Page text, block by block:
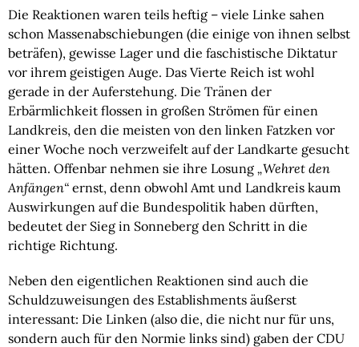
Die Reaktionen waren teils heftig – viele Linke sahen
schon Massenabschiebungen (die einige von ihnen selbst
beträfen), gewisse Lager und die faschistische Diktatur
vor ihrem geistigen Auge. Das Vierte Reich ist wohl
gerade in der Auferstehung. Die Tränen der
Erbärmlichkeit flossen in großen Strömen für einen
Landkreis, den die meisten von den linken Fatzken vor
einer Woche noch verzweifelt auf der Landkarte gesucht
hätten. Offenbar nehmen sie ihre Losung „Wehret den
Anfängen“ ernst, denn obwohl Amt und Landkreis kaum
Auswirkungen auf die Bundespolitik haben dürften,
bedeutet der Sieg in Sonneberg den Schritt in die
richtige Richtung.
Neben den eigentlichen Reaktionen sind auch die
Schuldzuweisungen des Establishments äußerst
interessant: Die Linken (also die, die nicht nur für uns,
sondern auch für den Normie links sind) gaben der CDU